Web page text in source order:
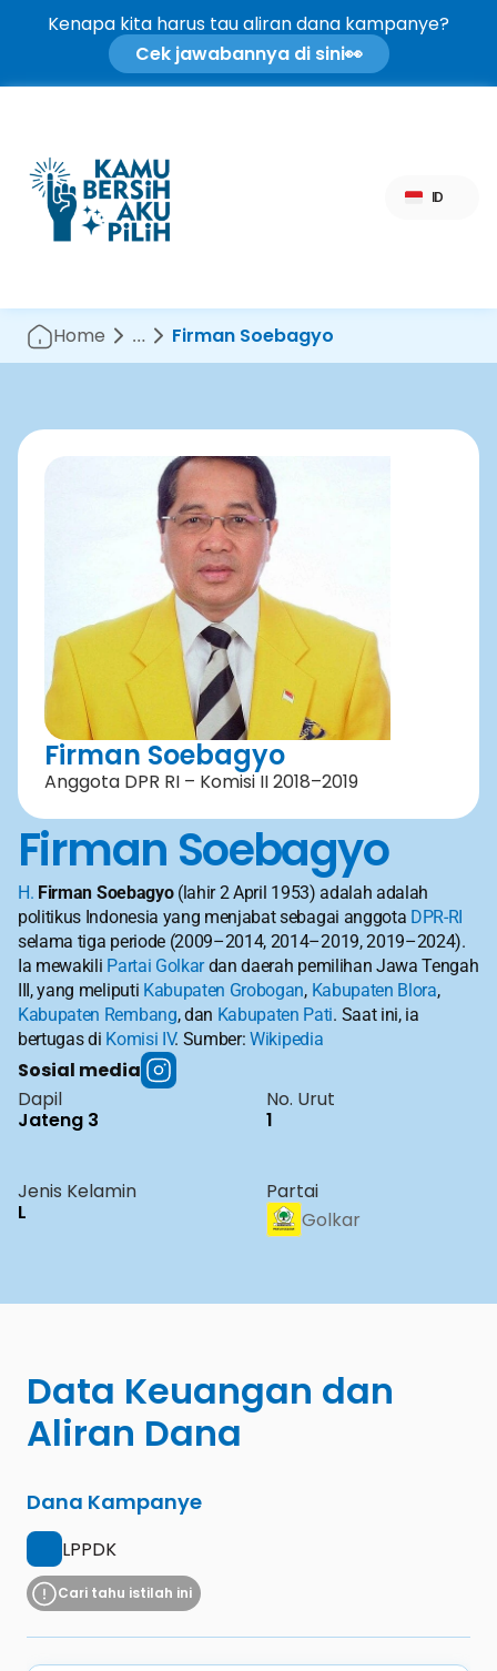
Kenapa kita harus tau aliran dana kampanye?
Cek jawabannya di sini👀
ID
Home … Firman Soebagyo
Firman Soebagyo
Anggota DPR RI – Komisi II 2018–2019
Firman Soebagyo
H. Firman Soebagyo (lahir 2 April 1953) adalah adalah
politikus Indonesia yang menjabat sebagai anggota DPR-RI
selama tiga periode (2009–2014, 2014–2019, 2019–2024).
Ia mewakili Partai Golkar dan daerah pemilihan Jawa Tengah
III, yang meliputi Kabupaten Grobogan, Kabupaten Blora,
Kabupaten Rembang, dan Kabupaten Pati. Saat ini, ia
bertugas di Komisi IV. Sumber: Wikipedia
Sosial media
Dapil
Jateng 3
No. Urut
1
Jenis Kelamin
L
Partai
Golkar
Data Keuangan dan
Aliran Dana
Dana Kampanye
LPPDK
Cari tahu istilah ini